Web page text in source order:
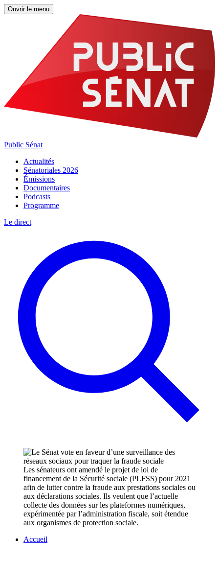
Ouvrir le menu
Public Sénat
Actualités
Sénatoriales 2026
Émissions
Documentaires
Podcasts
Programme
Le direct
Les sénateurs ont amendé le projet de loi de
financement de la Sécurité sociale (PLFSS) pour 2021
afin de lutter contre la fraude aux prestations sociales ou
aux déclarations sociales. Ils veulent que l’actuelle
collecte des données sur les plateformes numériques,
expérimentée par l’administration fiscale, soit étendue
aux organismes de protection sociale.
Accueil